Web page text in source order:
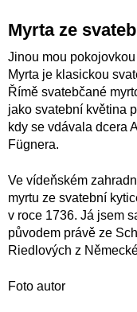
Myrta ze
Jinou mou
Myrta je klasickou
Římě svatebčané
jako svatební květina
kdy se vdávala dcera
Fügnera.
Ve vídeňském
myrtu ze svatební
v roce 1736. Já jsem
původem právě ze
Riedlových z
Foto autor